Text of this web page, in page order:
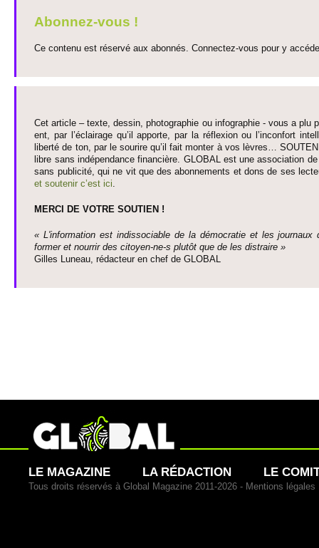
Abonnez-vous !
Ce contenu est réservé aux abonnés. Connectez-vous pour y
Cet article – texte, dessin, photographie ou infographie - vous a plu
ent, par l’éclairage qu’il appo­rte, par la réflexion ou l’inconfort
liberté de ton, par le so­urire qu’il fait monter à vos lèvres…
libre sans indépendance financière. GLOBAL est une asso­ci­ation
sans publi­cité, qui ne vit que des abonne­ments et dons de ses
et so­utenir c’est ici.
MERCI DE VOTRE SO­UTIEN !
« L'information est indisso­ci­able de la démo­cratie et les journaux
former et nourrir des ci­to­yen-ne-s plutôt que de les dis­traire »
Gi­lles Luneau, rédacteur en chef de GLOBAL
LE MAGAZINE LA RÉDACTION LE
Tous droits réservés à Global Magazine 2011-2026 - Mentions légales